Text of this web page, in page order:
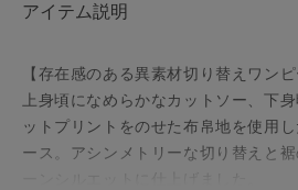
アイテム説明
【存在感のある異素材切り替えワンピ
上身頃になめらかなカットソー、下
ットプリントをのせた布帛地を使用
ース。アシンメトリーな切り替えと